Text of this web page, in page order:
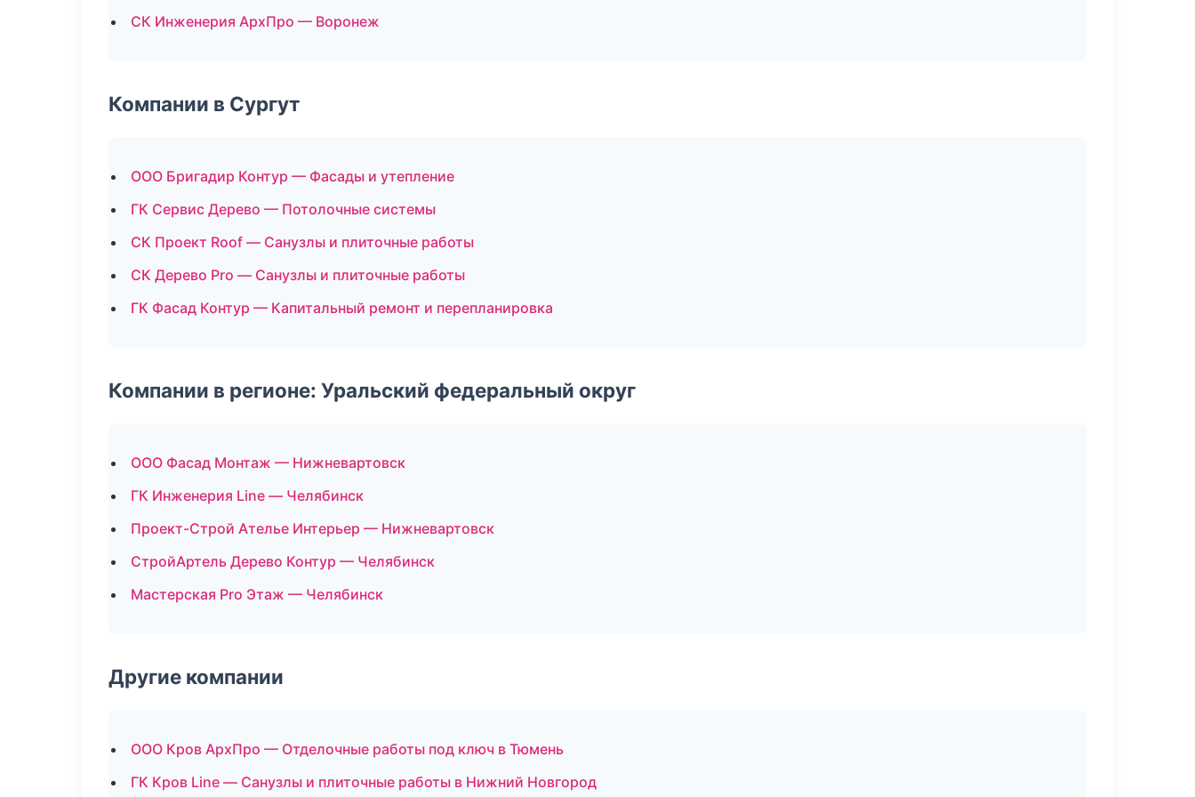
СК Инженерия АрхПро — Воронеж
Компании в Сургут
ООО Бригадир Контур — Фасады и утепление
ГК Сервис Дерево — Потолочные системы
СК Проект Roof — Санузлы и плиточные работы
СК Дерево Pro — Санузлы и плиточные работы
ГК Фасад Контур — Капитальный ремонт и перепланировка
Компании в регионе: Уральский федеральный округ
ООО Фасад Монтаж — Нижневартовск
ГК Инженерия Line — Челябинск
Проект-Строй Ателье Интерьер — Нижневартовск
СтройАртель Дерево Контур — Челябинск
Мастерская Pro Этаж — Челябинск
Другие компании
ООО Кров АрхПро — Отделочные работы под ключ в Тюмень
ГК Кров Line — Санузлы и плиточные работы в Нижний Новгород